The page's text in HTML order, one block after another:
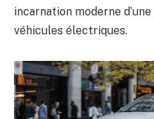
incarnation moderne
véhicules électriques.